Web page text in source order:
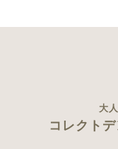
大
コレクト